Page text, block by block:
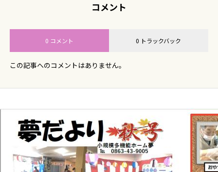
コメント
0 コメント 0 トラックバック
この記事へのコメントはありません。